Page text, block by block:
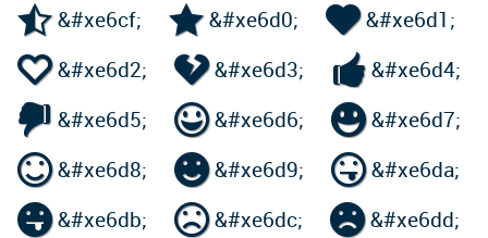
&#xe6cf; &#xe6d0; &#xe6d1;
&#xe6d2; &#xe6d3; &#xe6d4;
 &#xe6d5; &#xe6d6; &#xe6d7;
&#xe6d8; &#xe6d9; &#xe6da;
&#xe6db; &#xe6dc; &#xe6dd;